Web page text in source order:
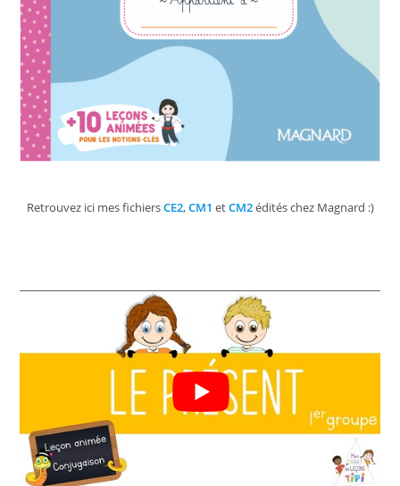
Retrouvez ici mes fichiersCE2,CM1 etCM2édités chez Magnard :)